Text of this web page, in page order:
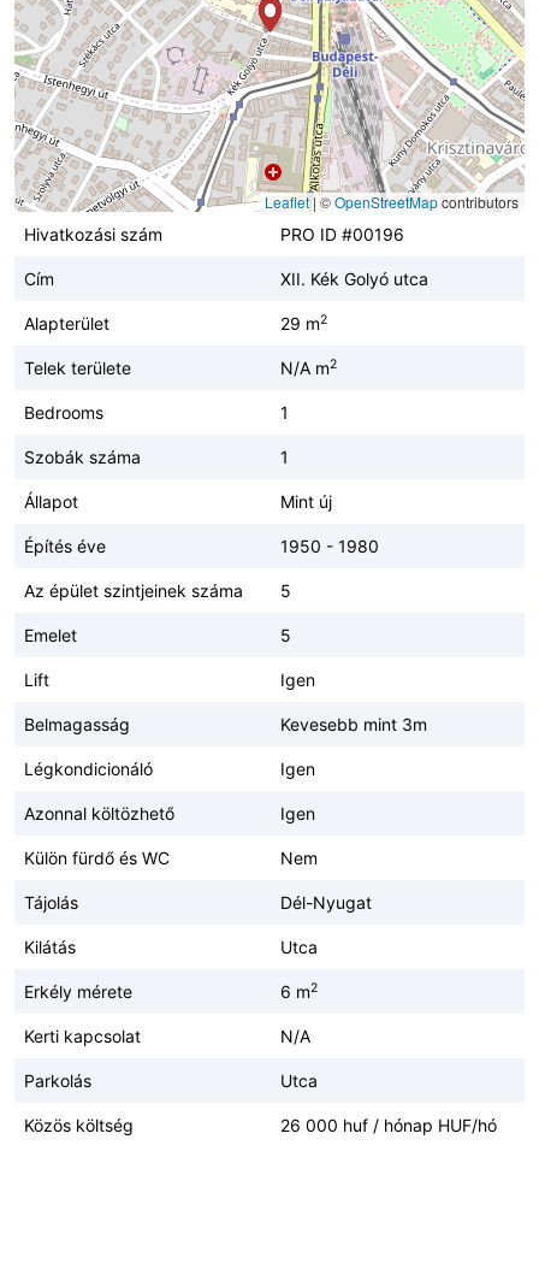
Leaflet| ©OpenStreetMapcontributors
Hivatkozási szám
PRO ID #00196
Cím XII. Kék Golyó utca
Alapterület 29 m2
Telek területe N/A m2
Bedrooms 1
Szobák száma 1
Állapot Mint új
Építés éve 1950 - 1980
Az épület szintjeinek száma 5
Emelet 5
Lift Igen
Belmagasság Kevesebb mint 3m
Légkondicionáló Igen
Azonnal költözhető Igen
Külön fürdő és WC Nem
Tájolás Dél-Nyugat
Kilátás Utca
Erkély mérete 6 m2
Kerti kapcsolat N/A
Parkolás Utca
Közös költség 26 000 huf / hónap HUF/hó